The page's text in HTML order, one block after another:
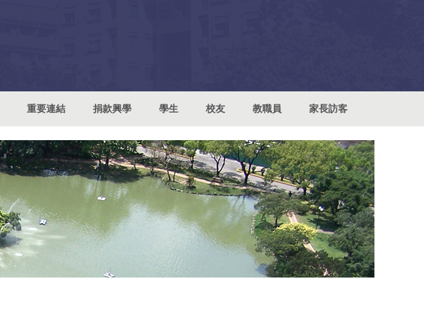
重要連結 捐款興學 學生 校友 教職員 家長訪客